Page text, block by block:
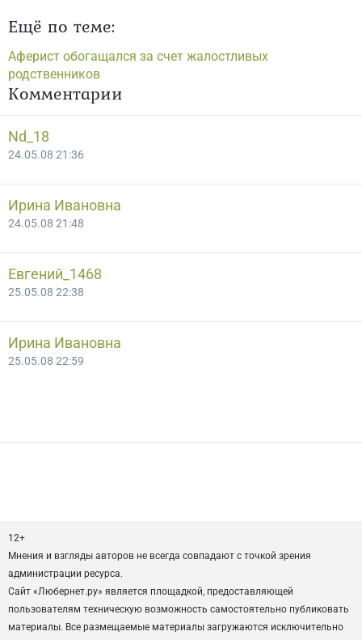
Ещё по теме:
Аферист обогащался за счет жалостливых
родственников
Комментарии
Nd_18
24.05.08 21:36
Ирина Ивановна
24.05.08 21:48
Евгений_1468
25.05.08 22:38
Ирина Ивановна
25.05.08 22:59
12+
Мнения и взгляды авторов не всегда совпадают с точкой зрения
администрации ресурса.
Сайт «Любернет.ру» является площадкой, предоставляющей
пользователям техническую возможность самостоятельно публиковать
материалы. Все размещаемые материалы загружаются исключительно